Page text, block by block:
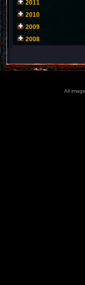
2011
2010
2009
2008
All